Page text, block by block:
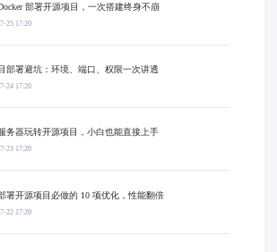
部署开源项目，一次搭建终身不崩
25 17:20
部署避坑：环境、端口、权限一次讲透
24 17:20
务器玩转开源项目，小白也能直接上手
23 17:20
署开源项目必做的 10 项优化，性能翻倍
22 17:20